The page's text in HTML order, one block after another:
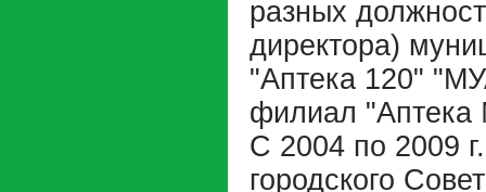
разных
директора)
"Аптека 120"
филиал
С 2004 по 2009
городского